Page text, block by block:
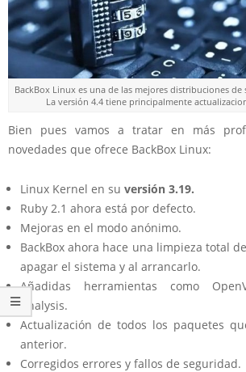
BackBox Linux es una de las mejores distribuciones
La versión 4.4 tiene principalmente
Bien pues vamos a tratar en más
novedades que ofrece BackBox Linux:
Linux Kernel en su versión 3.19.
Ruby 2.1 ahora está por defecto.
Mejoras en el modo anónimo.
BackBox ahora hace una limpieza total
apagar el sistema y al arrancarlo.
Añadidas herramientas como
Analysis.
Actualización de todos los paquetes
anterior.
Corregidos errores y fallos de seguridad.